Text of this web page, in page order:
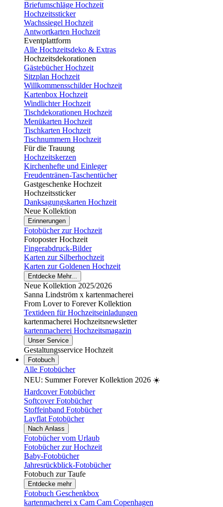
Briefumschläge Hochzeit
Hochzeitssticker
Wachssiegel Hochzeit
Antwortkarten Hochzeit
Eventplattform
Alle Hochzeitsdeko & Extras
Hochzeitsdekorationen
Gästebücher Hochzeit
Sitzplan Hochzeit
Willkommensschilder Hochzeit
Kartenbox Hochzeit
Windlichter Hochzeit
Tischdekorationen Hochzeit
Menükarten Hochzeit
Tischkarten Hochzeit
Tischnummern Hochzeit
Für die Trauung
Hochzeitskerzen
Kirchenhefte und Einleger
Freudentränen-Taschentücher
Gastgeschenke Hochzeit
Hochzeitssticker
Danksagungskarten Hochzeit
Neue Kollektion
Erinnerungen
Fotobücher zur Hochzeit
Fotoposter Hochzeit
Fingerabdruck-Bilder
Karten zur Silberhochzeit
Karten zur Goldenen Hochzeit
Entdecke Mehr...
Neue Kollektion 2025/2026
Sanna Lindström x kartenmacherei
From Lover to Forever Kollektion
Textideen für Hochzeitseinladungen
kartenmacherei Hochzeitsnewsletter
kartenmacherei Hochzeitsmagazin
Unser Service
Gestaltungsservice Hochzeit
Fotobuch
Alle Fotobücher
NEU: Summer Forever Kollektion 2026 ☀️
Hardcover Fotobücher
Softcover Fotobücher
Stoffeinband Fotobücher
Layflat Fotobücher
Nach Anlass
Fotobücher vom Urlaub
Fotobücher zur Hochzeit
Baby-Fotobücher
Jahresrückblick-Fotobücher
Fotobuch zur Taufe
Entdecke mehr
Fotobuch Geschenkbox
kartenmacherei x Cam Cam Copenhagen